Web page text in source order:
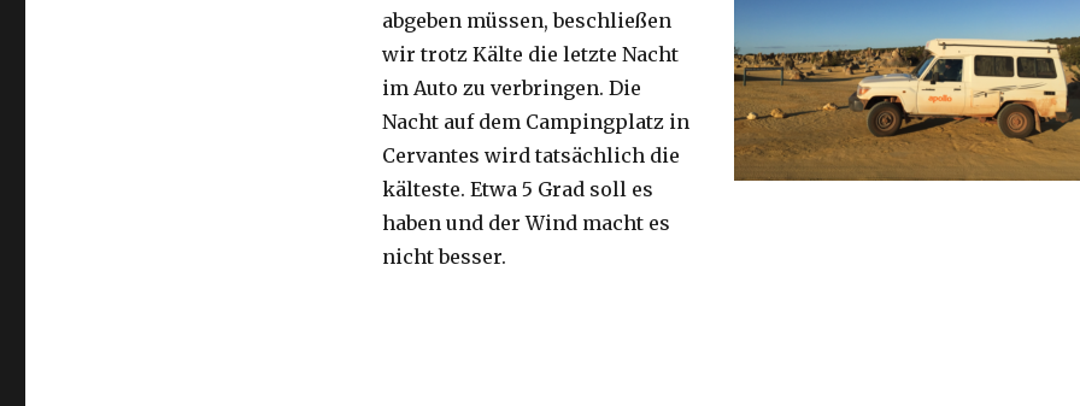
abgeben müssen, beschließen
wir trotz Kälte die letzte Nacht
im Auto zu verbringen. Die
Nacht auf dem Campingplatz in
Cervantes wird tatsächlich die
kälteste. Etwa 5 Grad soll es
haben und der Wind macht es
nicht besser.